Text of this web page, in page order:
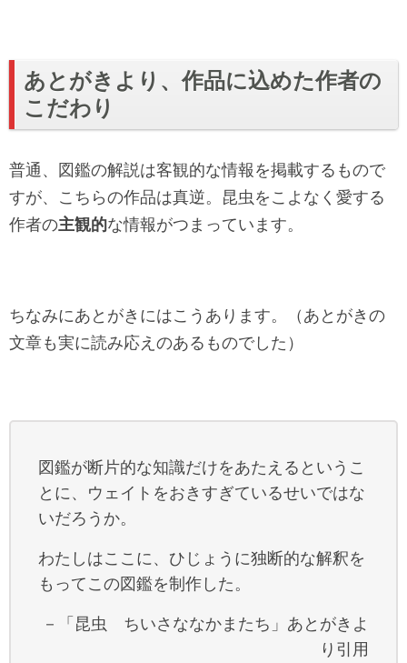
あとがきより、作品に込めた作者の
こだわり
普通、図鑑の解説は客観的な情報を掲載するもので
すが、こちらの作品は真逆。昆虫をこよなく愛する
作者の主観的な情報がつまっています。
ちなみにあとがきにはこうあります。（あとがきの
文章も実に読み応えのあるものでした）
図鑑が断片的な知識だけをあたえるというこ
とに、ウェイトをおきすぎているせいではな
いだろうか。
わたしはここに、ひじょうに独断的な解釈を
もってこの図鑑を制作した。
－「昆虫 ちいさななかまたち」あとがきよ
り引用